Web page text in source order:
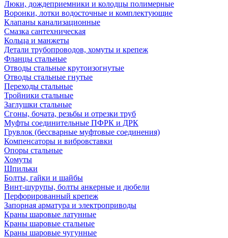
Люки, дождеприемники и колодцы полимерные
Воронки, лотки водосточные и комплектующие
Клапаны канализационные
Смазка сантехническая
Кольца и манжеты
Детали трубопроводов, хомуты и крепеж
Фланцы стальные
Отводы стальные крутоизогнутые
Отводы стальные гнутые
Переходы стальные
Тройники стальные
Заглушки стальные
Сгоны, бочата, резьбы и отрезки труб
Муфты соединительные ПФРК и ДРК
Грувлок (бессварные муфтовые соединения)
Компенсаторы и вибровставки
Опоры стальные
Хомуты
Шпильки
Болты, гайки и шайбы
Винт-шурупы, болты анкерные и дюбели
Перфорированный крепеж
Запорная арматура и электроприводы
Краны шаровые латунные
Краны шаровые стальные
Краны шаровые чугунные